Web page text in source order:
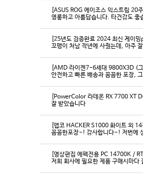
[ASUS ROG 에이조스 익스트림 20
영롱하고 아름답습니다. 타건감도
[25년도 검증완료 2024 최신 게이
꼬맹이 처남 작년에 사줬는데, 아주
[AMD 라이젠7-6세대 9800X3D (
[PowerColor 라데온 RX 7700 XT
잘 받았습니다
[앱코 HACKER S1000 화이트 외 14
꼼꼼한포장~! 감사합니다~! 저번에
[영상편집 에펙전용 PC 14700K /